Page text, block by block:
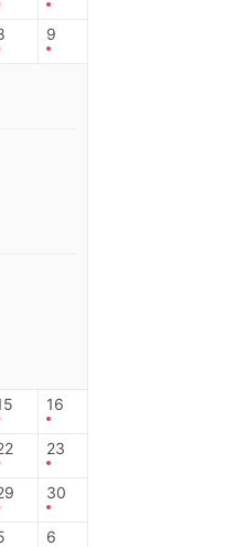
9
16
23
30
6